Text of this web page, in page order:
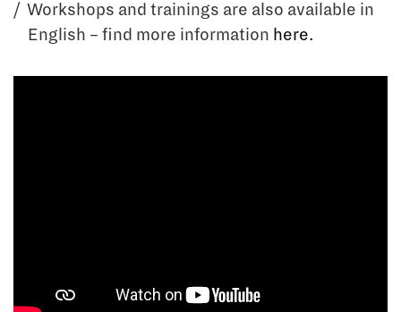
Workshops and trainings are also available in
English – find more information here.